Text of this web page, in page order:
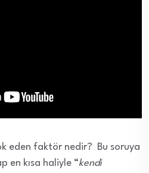
eden faktör nedir? Bu soruya
en kısa haliyle “kendi